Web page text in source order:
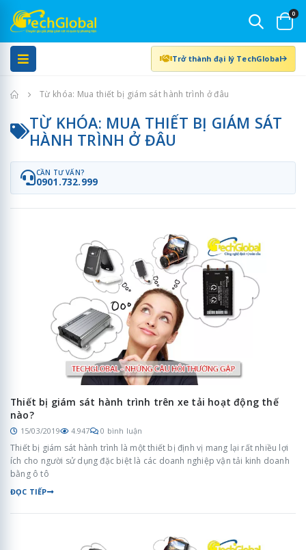
0
Trở thành đại lý TechGlobal
Trang chủTừ khóa: Mua thiết bị giám sát hành trình ở đâu
TỪ KHÓA: MUA THIẾT BỊ GIÁM SÁT
HÀNH TRÌNH Ở ĐÂU
CẦN TƯ VẤN?
0901.732.999
Thiết bị giám sát hành trình trên xe tải hoạt động thế
nào?
15/03/2019 4.947 0 bình luận
Thiết bị giám sát hành trình là một thiết bị định vị mang lại rất nhiều lợi
ích cho người sử dụng đặc biệt là các doanh nghiệp vận tải kinh doanh
bằng ô tô
ĐỌC TIẾP